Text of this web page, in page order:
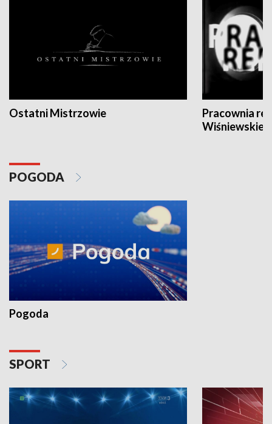
Ostatni Mistrzowie
Pracownia
POGODA
Pogoda
SPORT